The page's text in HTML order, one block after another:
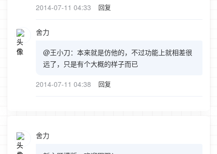
2014-07-11 04:33 回复
舍力
@王小刀：本来就是仿他的，不过功能上就相差很
远了，只是有个大概的样子而已
2014-07-11 04:38 回复
舍力